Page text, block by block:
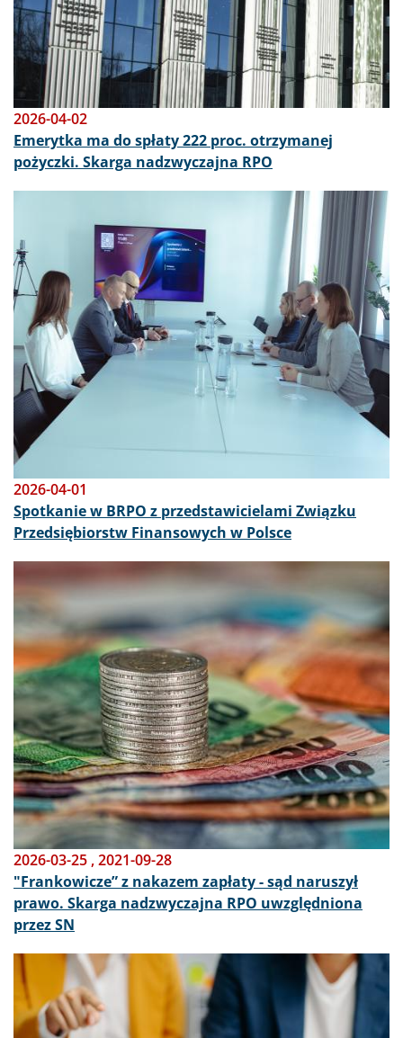
2026-04-02
Emerytka ma do spłaty 222 proc. otrzymanej
pożyczki. Skarga nadzwyczajna RPO
2026-04-01
Spotkanie w BRPO z przedstawicielami Związku
Przedsiębiorstw Finansowych w Polsce
2026-03-25 ,2021-09-28
"Frankowicze” z nakazem zapłaty - sąd naruszył
prawo. Skarga nadzwyczajna RPO uwzględniona
przez SN
Obraz